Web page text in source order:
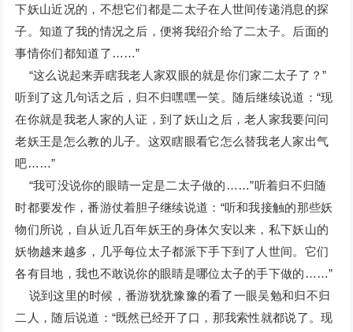
下妖山近况的，不想它们都是二太子在人世间传递消息的探
子。知道了我的情况之后，便将我绍介给了二太子。后面的
事情你们都知道了……”
“这么说起来弄瞎我老人家双眼的就是你们家二太子了？”
听到了这几句话之后，归不归嘿嘿一笑。随后继续说道：“现
在你就是我老人家的人证，到了妖山之后，老人家我要问问
老妖王是怎么教的儿子。这双瞎眼看它怎么替我老人家出气
吧……”
“我可没说你的眼睛一定是二太子做的……”听着归不归随
时都要发作，番游仗着胆子继续说道：“听和我接触的那些妖
物们所说，自从近几百年妖王的身体欠安以来，私下妖山的
妖物越来越多，几乎每位太子都派下手下到了人世间。它们
各有目地，我也不敢说你的眼睛是哪位太子的手下做的……”
说到这里的时候，番游犹犹豫豫的看了一眼吴勉和归不归
二人，随后说道：“既然已经开了口，那我索性就都说了。现